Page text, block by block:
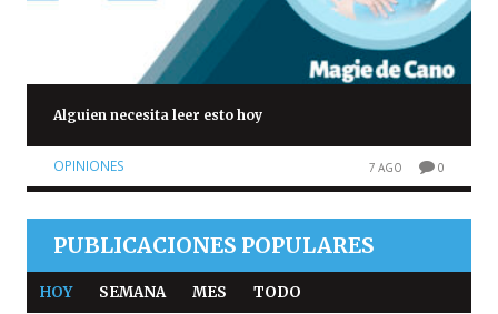
Alguien necesita leer esto hoy
OPINIONES 7 AGO 0
PUBLICACIONES POPULARES
HOY SEMANA MES TODO